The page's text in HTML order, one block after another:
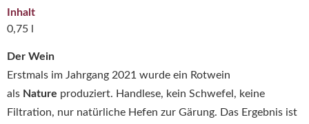
Der Wein
Erstmals im Jahrgang 2021 wurde ein Rotwein
als Nature produziert. Handlese, kein Schwefel, keine
Filtration, nur natürliche Hefen zur Gärung. Das Ergebnis ist
Inhalt
0,75 l